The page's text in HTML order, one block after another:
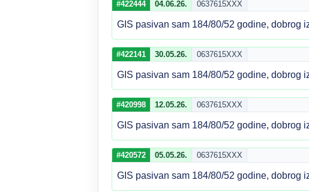
#422444 04.06.26. 0637615XXX
GIS pasivan sam 184/80/52 godine, dobrog
#422141 30.05.26. 0637615XXX
GIS pasivan sam 184/80/52 godine, dobrog
#420998 12.05.26. 0637615XXX
GIS pasivan sam 184/80/52 godine, dobrog
#420572 05.05.26. 0637615XXX
GIS pasivan sam 184/80/52 godine, dobrog